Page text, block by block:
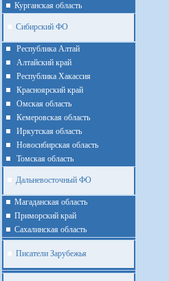
Курганская область
Сибирский ФО
Республика Алтай
Алтайcкий край
Республика Хакассия
Красноярский край
Омская область
Кемеровская область
Иркутская область
Новосибирская область
Томская область
Дальневосточный ФО
Магаданская область
Приморский край
Cахалинская область
Писатели Зарубежья